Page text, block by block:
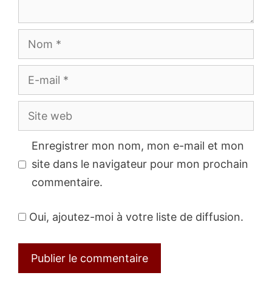
Nom
E-
mail
Site
web
Enregistrer mon nom, mon e-mail et mon
site dans le navigateur pour mon prochain
commentaire.
Oui, ajoutez-moi à votre liste de diffusion.